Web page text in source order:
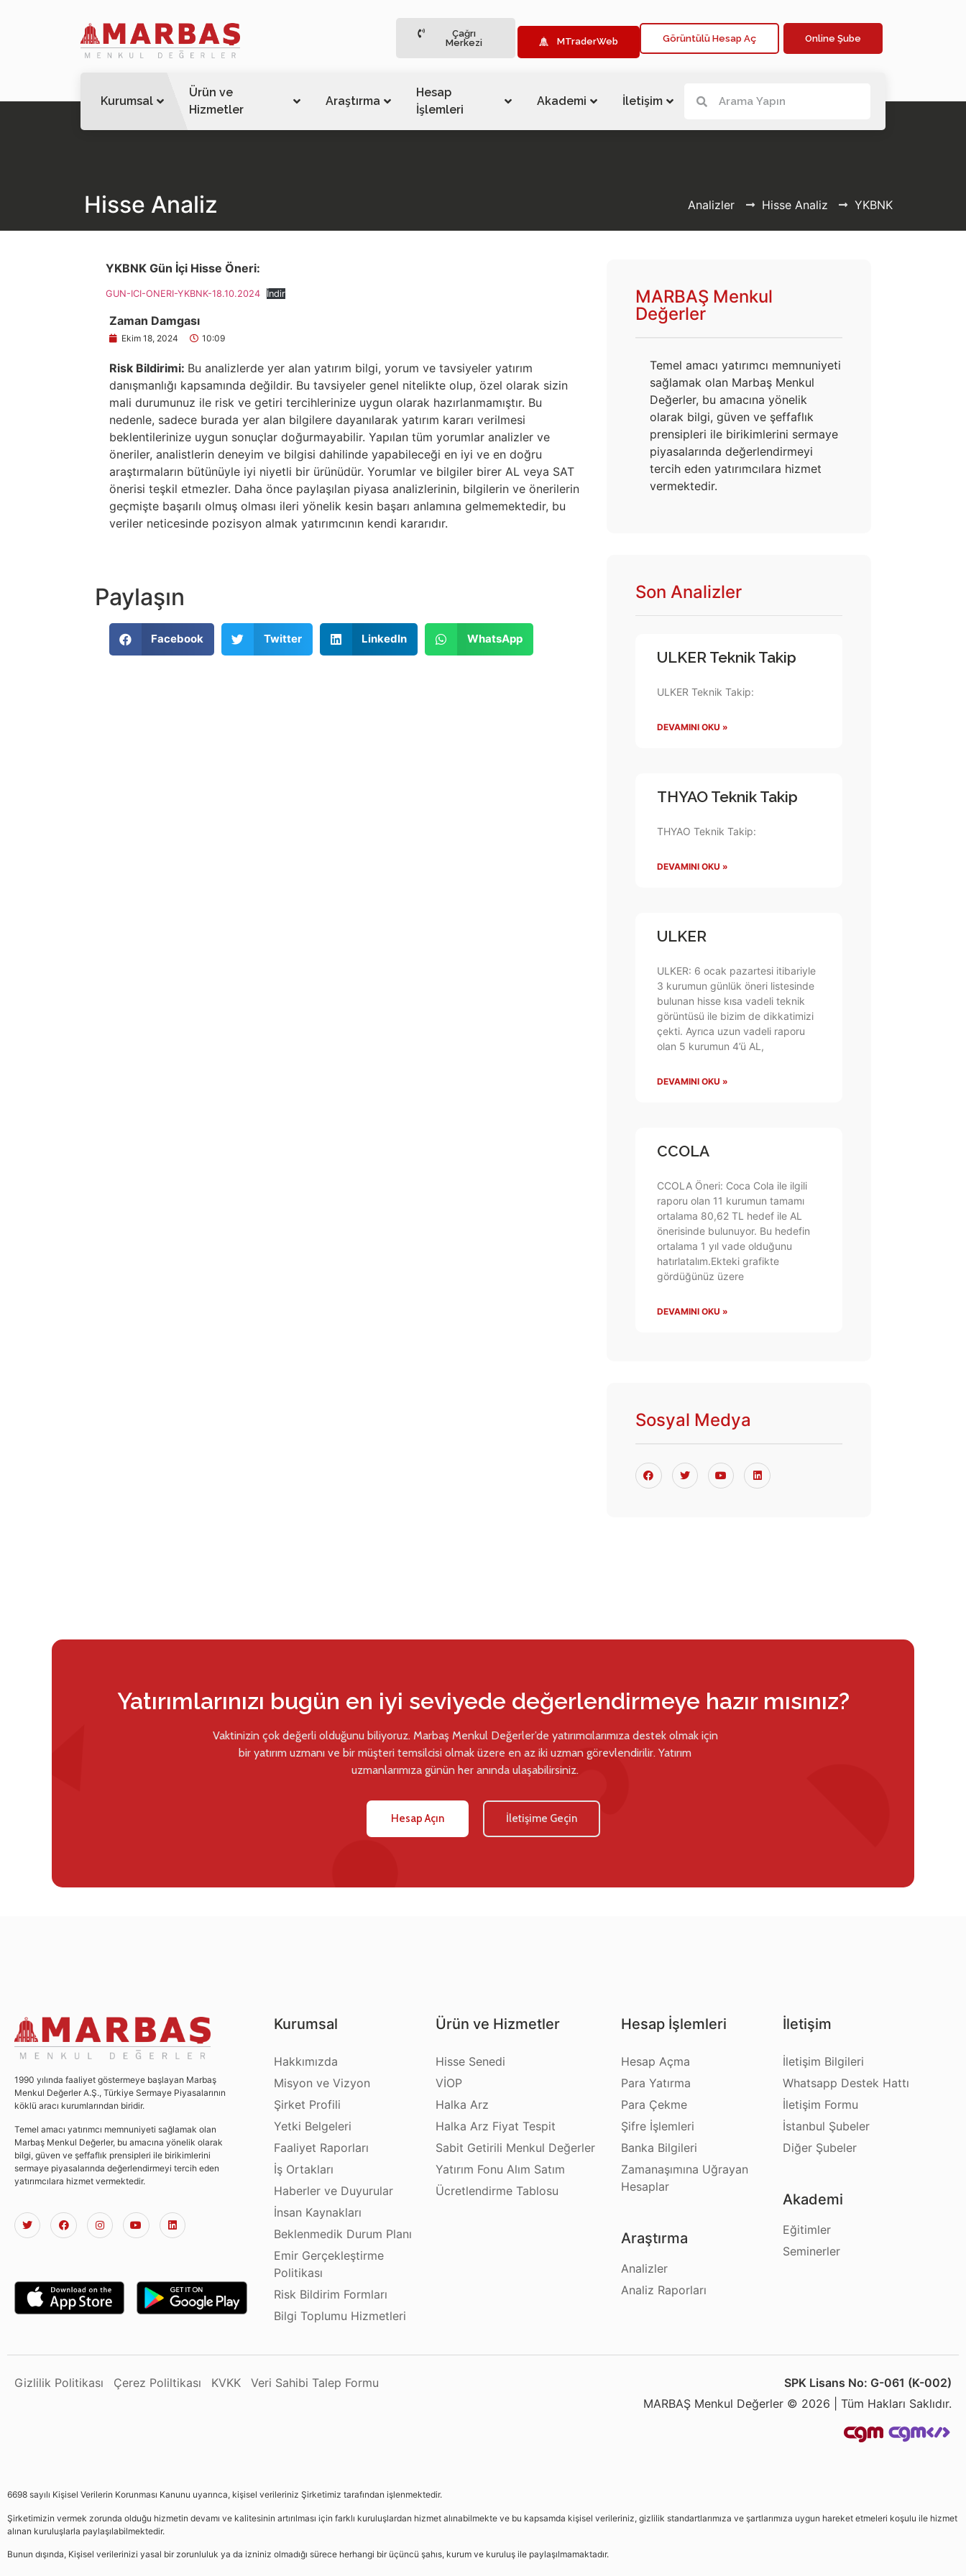
Çağrı
Merkezi
MTraderWeb Görüntülü Hesap Aç Online Şube
Kurumsal
Ürün ve
Hizmetler
Araştırma
Hesap
İşlemleri
Akademi İletişim
Hisse Analiz Analizler Hisse Analiz YKBNK
YKBNK Gün İçi Hisse Öneri:
GUN-ICI-ONERI-YKBNK-18.10.2024 İndir
Zaman Damgası
Ekim 18, 2024 10:09
Risk Bildirimi: Bu analizlerde yer alan yatırım bilgi, yorum ve tavsiyeler yatırım
danışmanlığı kapsamında değildir. Bu tavsiyeler genel nitelikte olup, özel olarak sizin
mali durumunuz ile risk ve getiri tercihlerinize uygun olarak hazırlanmamıştır. Bu
nedenle, sadece burada yer alan bilgilere dayanılarak yatırım kararı verilmesi
beklentilerinize uygun sonuçlar doğurmayabilir. Yapılan tüm yorumlar analizler ve
öneriler, analistlerin deneyim ve bilgisi dahilinde yapabileceği en iyi ve en doğru
araştırmaların bütünüyle iyi niyetli bir ürünüdür. Yorumlar ve bilgiler birer AL veya SAT
önerisi teşkil etmezler. Daha önce paylaşılan piyasa analizlerinin, bilgilerin ve önerilerin
geçmişte başarılı olmuş olması ileri yönelik kesin başarı anlamına gelmemektedir, bu
veriler neticesinde pozisyon almak yatırımcının kendi kararıdır.
Paylaşın
Facebook Twitter LinkedIn WhatsApp
MARBAŞ Menkul
Değerler
Temel amacı yatırımcı memnuniyeti
sağlamak olan Marbaş Menkul
Değerler, bu amacına yönelik
olarak bilgi, güven ve şeffaflık
prensipleri ile birikimlerini sermaye
piyasalarında değerlendirmeyi
tercih eden yatırımcılara hizmet
vermektedir.
Son Analizler
ULKER Teknik Takip
ULKER Teknik Takip:
DEVAMINI OKU »
THYAO Teknik Takip
THYAO Teknik Takip:
DEVAMINI OKU »
ULKER
ULKER: 6 ocak pazartesi itibariyle
3 kurumun günlük öneri listesinde
bulunan hisse kısa vadeli teknik
görüntüsü ile bizim de dikkatimizi
çekti. Ayrıca uzun vadeli raporu
olan 5 kurumun 4’ü AL,
DEVAMINI OKU »
CCOLA
CCOLA Öneri: Coca Cola ile ilgili
raporu olan 11 kurumun tamamı
ortalama 80,62 TL hedef ile AL
önerisinde bulunuyor. Bu hedefin
ortalama 1 yıl vade olduğunu
hatırlatalım.Ekteki grafikte
gördüğünüz üzere
DEVAMINI OKU »
Sosyal Medya
Yatırımlarınızı bugün en iyi seviyede değerlendirmeye hazır mısınız?
Vaktinizin çok değerli olduğunu biliyoruz. Marbaş Menkul Değerler’de yatırımcılarımıza destek olmak için
bir yatırım uzmanı ve bir müşteri temsilcisi olmak üzere en az iki uzman görevlendirilir. Yatırım
uzmanlarımıza günün her anında ulaşabilirsiniz.
Hesap Açın İletişime Geçin
1990 yılında faaliyet göstermeye başlayan Marbaş
Menkul Değerler A.Ş., Türkiye Sermaye Piyasalarının
köklü aracı kurumlarından biridir.
Temel amacı yatırımcı memnuniyeti sağlamak olan
Marbaş Menkul Değerler, bu amacına yönelik olarak
bilgi, güven ve şeffaflık prensipleri ile birikimlerini
sermaye piyasalarında değerlendirmeyi tercih eden
yatırımcılara hizmet vermektedir.
Kurumsal
Hakkımızda
Misyon ve Vizyon
Şirket Profili
Yetki Belgeleri
Faaliyet Raporları
İş Ortakları
Haberler ve Duyurular
İnsan Kaynakları
Beklenmedik Durum Planı
Emir Gerçekleştirme
Politikası
Risk Bildirim Formları
Bilgi Toplumu Hizmetleri
Ürün ve Hizmetler
Hisse Senedi
VİOP
Halka Arz
Halka Arz Fiyat Tespit
Sabit Getirili Menkul Değerler
Yatırım Fonu Alım Satım
Ücretlendirme Tablosu
Hesap İşlemleri
Hesap Açma
Para Yatırma
Para Çekme
Şifre İşlemleri
Banka Bilgileri
Zamanaşımına Uğrayan
Hesaplar
Araştırma
Analizler
Analiz Raporları
İletişim
İletişim Bilgileri
Whatsapp Destek Hattı
İletişim Formu
İstanbul Şubeler
Diğer Şubeler
Akademi
Eğitimler
Seminerler
Gizlilik Politikası Çerez Poliltikası KVKK Veri Sahibi Talep Formu
SPK Lisans No: G-061 (K-002)
MARBAŞ Menkul Değerler © 2026 | Tüm Hakları Saklıdır.
6698 sayılı Kişisel Verilerin Korunması Kanunu uyarınca, kişisel verileriniz Şirketimiz tarafından işlenmektedir.
Şirketimizin vermek zorunda olduğu hizmetin devamı ve kalitesinin artırılması için farklı kuruluşlardan hizmet alınabilmekte ve bu kapsamda kişisel verileriniz, gizlilik standartlarımıza ve şartlarımıza uygun hareket etmeleri koşulu ile hizmet
alınan kuruluşlarla paylaşılabilmektedir.
Bunun dışında, Kişisel verilerinizi yasal bir zorunluluk ya da izniniz olmadığı sürece herhangi bir üçüncü şahıs, kurum ve kuruluş ile paylaşılmamaktadır.